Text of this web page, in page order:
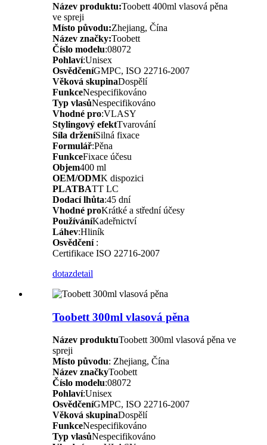
Název produktu:Toobett 400ml vlasová pěna
ve spreji
Místo původu:Zhejiang, Čína
Název značky:Toobett
Číslo modelu:08072
Pohlaví:Unisex
OsvědčeníGMPC, ISO 22716-2007
Věková skupinaDospělí
FunkceNespecifikováno
Typ vlasůNespecifikováno
Vhodné pro:VLASY
Stylingový efektTvarování
Síla drženíSilná fixace
Formulář:Pěna
FunkceFixace účesu
Objem400 ml
OEM/ODMK dispozici
PLATBATT LC
Dodací lhůta:45 dní
Vhodné proKrátké a střední účesy
PoužíváníKadeřnictví
Láhev:Hliník
Osvědčení:
Certifikace ISO 22716-2007
dotazdetail
Toobett 300ml vlasová pěna
Název produktuToobett 300ml vlasová pěna ve
spreji
Místo původu: Zhejiang, Čína
Název značkyToobett
Číslo modelu:08072
Pohlaví:Unisex
OsvědčeníGMPC, ISO 22716-2007
Věková skupinaDospělí
FunkceNespecifikováno
Typ vlasůNespecifikováno